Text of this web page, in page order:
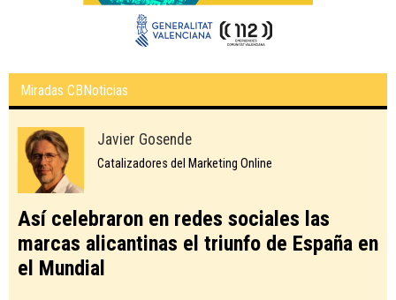
Miradas CBNoticias
Javier Gosende
Catalizadores del Marketing Online
Así celebraron en redes sociales las
marcas alicantinas el triunfo de España en
el Mundial